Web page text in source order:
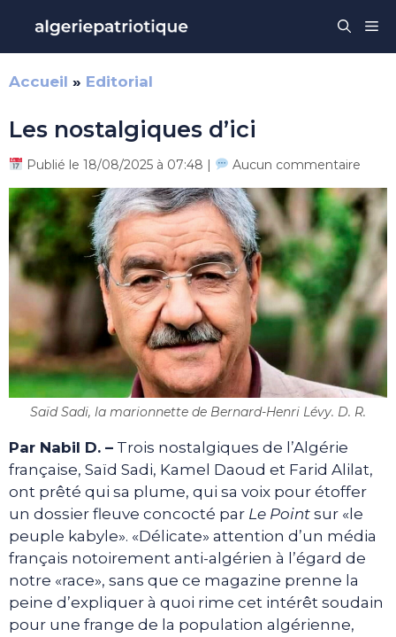
contenu
Accueil » Editorial
Les nostalgiques d’ici
Publié le 18/08/2025 à 07:48 | Aucun commentaire
Saïd Sadi, la marionnette de Bernard-Henri Lévy. D. R.
Par Nabil D. – Trois nostalgiques de l’Algérie
française, Saïd Sadi, Kamel Daoud et Farid Alilat,
ont prêté qui sa plume, qui sa voix pour étoffer
un dossier fleuve concocté par Le Point sur «le
peuple kabyle». «Délicate» attention d’un média
français notoirement anti-algérien à l’égard de
notre «race», sans que ce magazine prenne la
peine d’expliquer à quoi rime cet intérêt soudain
pour une frange de la population algérienne,